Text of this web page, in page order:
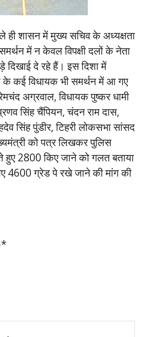
ही शासन में मुख्य सचिव के अध्यक्षता
में न केवल विपक्षी दलों के नेता
दिखाई दे रहे हैं। इस दिशा में
कई विधायक भी समर्थन में आ गए
अग्रवाल, विधायक पुष्कर धामी
सिंह चैंपियन, चंदन राम दास,
सिंह पुंडीर, टिहरी लोकसभा सांसद
को पत्र लिखकर पुलिस
2800 किए जाने को गलत बताया
4600 ग्रेड पे रखे जाने की मांग की
*